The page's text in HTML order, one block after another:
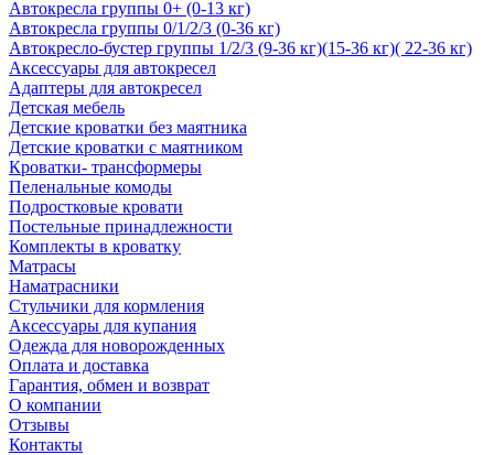
Автокресла группы 0+ (0-13 кг)
Автокресла группы 0/1/2/3 (0-36 кг)
Автокресло-бустер группы 1/2/3 (9-36 кг)(15-36 кг)( 22-36 кг)
Аксессуары для автокресел
Адаптеры для автокресел
Детская мебель
Детские кроватки без маятника
Детские кроватки с маятником
Кроватки- трансформеры
Пеленальные комоды
Подростковые кровати
Постельные принадлежности
Комплекты в кроватку
Матрасы
Наматрасники
Стульчики для кормления
Аксессуары для купания
Одежда для новорожденных
Оплата и доставка
Гарантия, обмен и возврат
О компании
Отзывы
Контакты